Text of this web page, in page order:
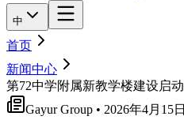
中
首页
新闻中心
第72中学附属新教学楼建设启动
Gayur Group • 2026年4月15日